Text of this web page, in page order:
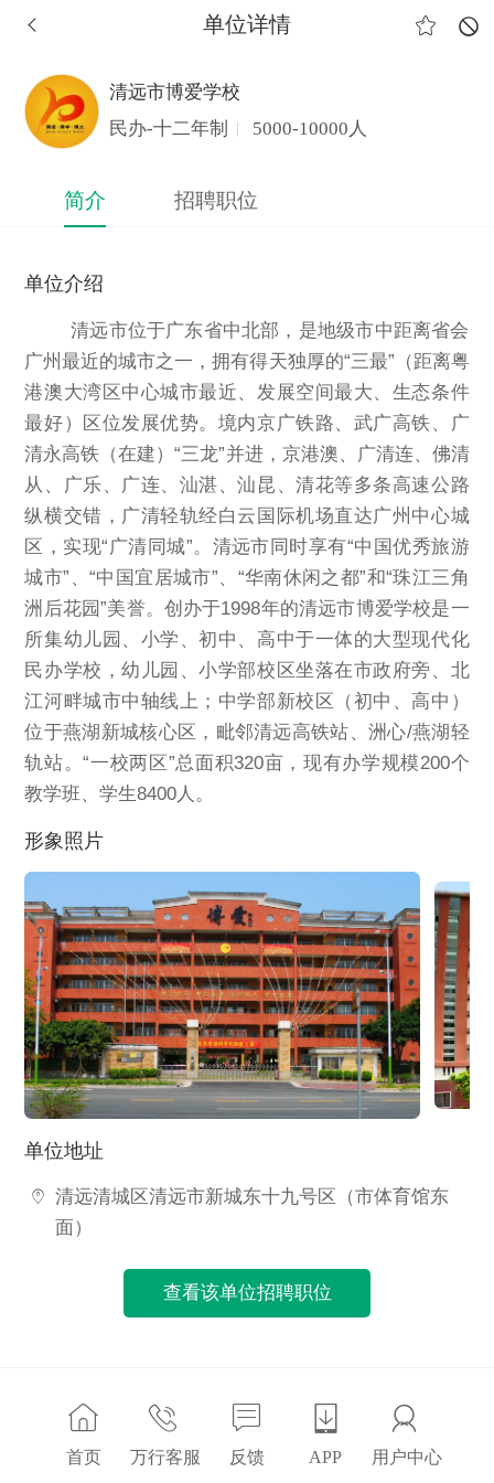
单位详情
清远市博爱学校
民办-十二年制 5000-10000人
简介 招聘职位
单位介绍
        清远市位于广东省中北部，是地级市中距离省会
广州最近的城市之一，拥有得天独厚的“三最”（距离粤
港澳大湾区中心城市最近、发展空间最大、生态条件
最好）区位发展优势。境内京广铁路、武广高铁、广
清永高铁（在建）“三龙”并进，京港澳、广清连、佛清
从、广乐、广连、汕湛、汕昆、清花等多条高速公路
纵横交错，广清轻轨经白云国际机场直达广州中心城
区，实现“广清同城”。清远市同时享有“中国优秀旅游
城市”、“中国宜居城市”、“华南休闲之都”和“珠江三角
洲后花园”美誉。创办于1998年的清远市博爱学校是一
所集幼儿园、小学、初中、高中于一体的大型现代化
民办学校，幼儿园、小学部校区坐落在市政府旁、北
江河畔城市中轴线上；中学部新校区（初中、高中）
位于燕湖新城核心区，毗邻清远高铁站、洲心/燕湖轻
轨站。“一校两区”总面积320亩，现有办学规模200个
教学班、学生8400人。
形象照片
单位地址
清远清城区清远市新城东十九号区（市体育馆东
面）
查看该单位招聘职位
首页 万行客服 反馈 APP 用户中心